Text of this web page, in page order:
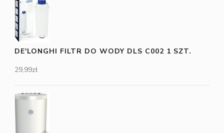
DE'LONGHI FILTR DO WODY DLS C002 1 SZT.
29,99zł